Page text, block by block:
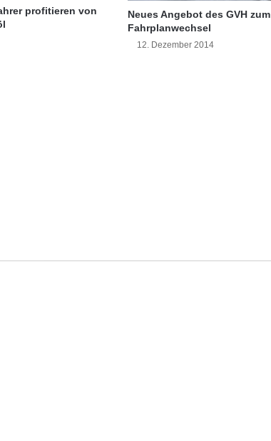
F
C
profitieren von
Neues Angebot des GVH zum
Fahrplanwechsel
12. Dezember 2014